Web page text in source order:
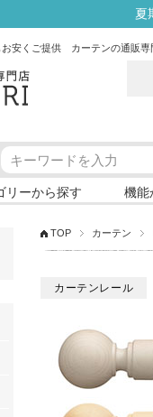
夏
お安くご提供 カーテンの通販専
リーから探す 機能
TOP カーテン
カーテンレール